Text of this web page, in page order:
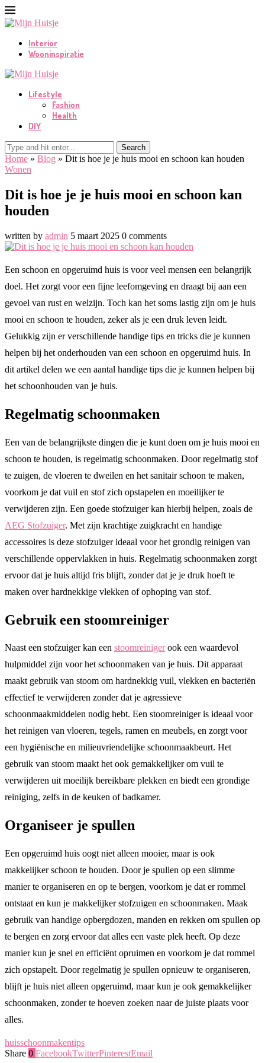
Interior
Wooninspiratie
Lifestyle
Fashion
Health
DIY
Search
Home » Blog » Dit is hoe je je huis mooi en schoon kan houden
Wonen
Dit is hoe je je huis mooi en schoon kan
houden
written by admin 5 maart 2025 0 comments
Een schoon en opgeruimd huis is voor veel mensen een belangrijk
doel. Het zorgt voor een fijne leefomgeving en draagt bij aan een
gevoel van rust en welzijn. Toch kan het soms lastig zijn om je huis
mooi en schoon te houden, zeker als je een druk leven leidt.
Gelukkig zijn er verschillende handige tips en tricks die je kunnen
helpen bij het onderhouden van een schoon en opgeruimd huis. In
dit artikel delen we een aantal handige tips die je kunnen helpen bij
het schoonhouden van je huis.
Regelmatig schoonmaken
Een van de belangrijkste dingen die je kunt doen om je huis mooi en
schoon te houden, is regelmatig schoonmaken. Door regelmatig stof
te zuigen, de vloeren te dweilen en het sanitair schoon te maken,
voorkom je dat vuil en stof zich opstapelen en moeilijker te
verwijderen zijn. Een goede stofzuiger kan hierbij helpen, zoals de
AEG Stofzuiger. Met zijn krachtige zuigkracht en handige
accessoires is deze stofzuiger ideaal voor het grondig reinigen van
verschillende oppervlakken in huis. Regelmatig schoonmaken zorgt
ervoor dat je huis altijd fris blijft, zonder dat je je druk hoeft te
maken over hardnekkige vlekken of ophoping van stof.
Gebruik een stoomreiniger
Naast een stofzuiger kan een stoomreinigerook een waardevol
hulpmiddel zijn voor het schoonmaken van je huis. Dit apparaat
maakt gebruik van stoom om hardnekkig vuil, vlekken en bacteriën
effectief te verwijderen zonder dat je agressieve
schoonmaakmiddelen nodig hebt. Een stoomreiniger is ideaal voor
het reinigen van vloeren, tegels, ramen en meubels, en zorgt voor
een hygiënische en milieuvriendelijke schoonmaakbeurt. Het
gebruik van stoom maakt het ook gemakkelijker om vuil te
verwijderen uit moeilijk bereikbare plekken en biedt een grondige
reiniging, zelfs in de keuken of badkamer.
Organiseer je spullen
Een opgeruimd huis oogt niet alleen mooier, maar is ook
makkelijker schoon te houden. Door je spullen op een slimme
manier te organiseren en op te bergen, voorkom je dat er rommel
ontstaat en kun je makkelijker stofzuigen en schoonmaken. Maak
gebruik van handige opbergdozen, manden en rekken om spullen op
te bergen en zorg ervoor dat alles een vaste plek heeft. Op deze
manier kun je snel en efficiënt opruimen en voorkom je dat rommel
zich opstapelt. Door regelmatig je spullen opnieuw te organiseren,
blijft je huis niet alleen opgeruimd, maar kun je ook gemakkelijker
schoonmaken, zonder te hoeven zoeken naar de juiste plaats voor
alles.
huisschoonmakentips
Share 0 FacebookTwitterPinterestEmail